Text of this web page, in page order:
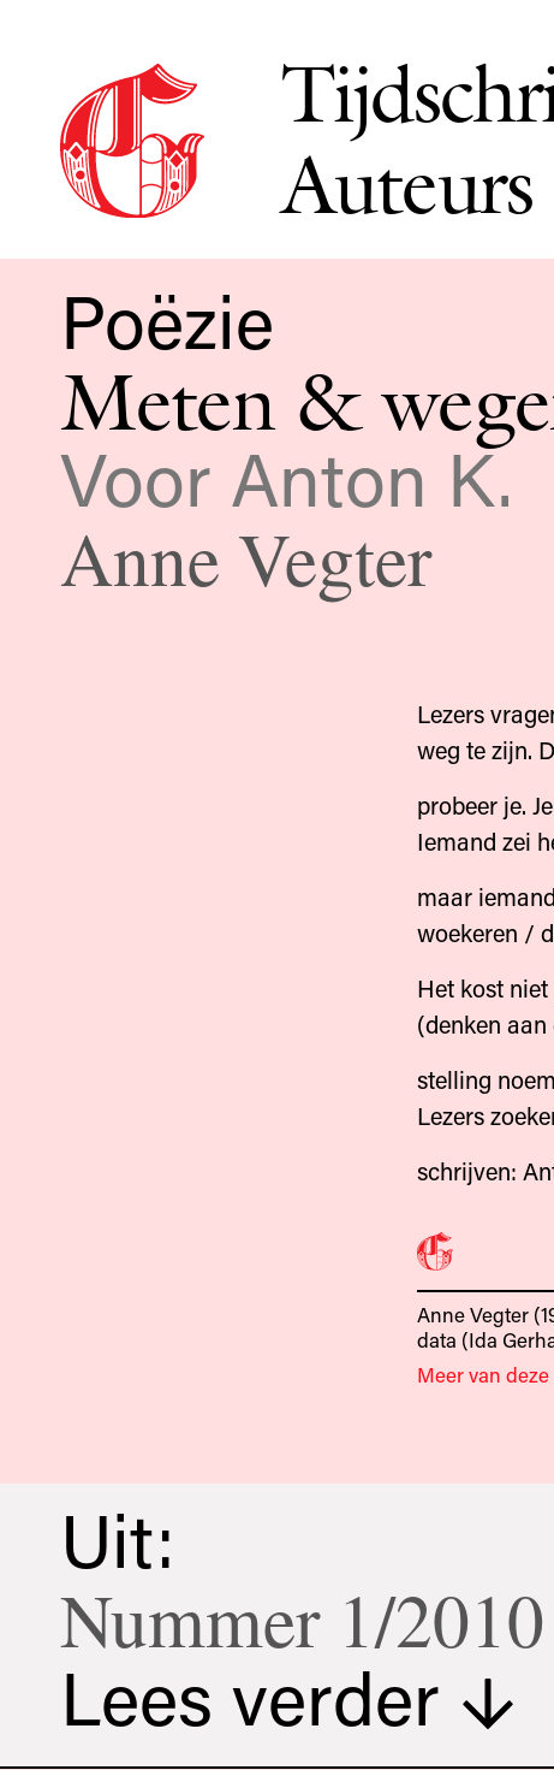
Auteurs
Poëzie
Meten &
Voor Anton K.
Anne Vegter
Lezers
weg te zijn.
probeer je.
Iemand zei
maar
woekeren /
Het kost
(denken
stelling
Lezers
schrijven:
Anne Vegter
data (Ida
Meer van
Uit:
Nummer 1/2010
Lees verder